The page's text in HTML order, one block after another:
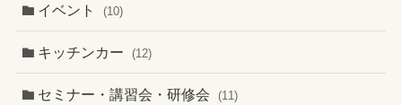
イベント (10)
キッチンカー (12)
セミナー・講習会・研修会 (11)